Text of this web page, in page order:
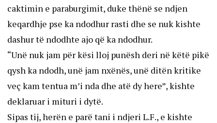
caktimin e paraburgimit, duke thënë se ndjen
keqardhje pse ka ndodhur rasti dhe se nuk kishte
dashur të ndodhte ajo që ka ndodhur.
“Unë nuk jam për kësi lloj punësh deri në këtë pikë
qysh ka ndodh, unë jam nxënës, unë ditën kritike
veç kam tentua m’i nda dhe atë dy here”, kishte
deklaruar i mituri i dytë.
Sipas tij, herën e parë tani i ndjeri L.F., e kishte